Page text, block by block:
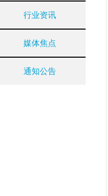
行业资讯
媒体焦点
通知公告